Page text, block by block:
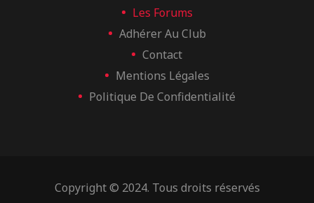
Les Forums
Adhérer Au Club
Contact
Mentions Légales
Politique De Confidentialité
Copyright © 2024. Tous droits réservés